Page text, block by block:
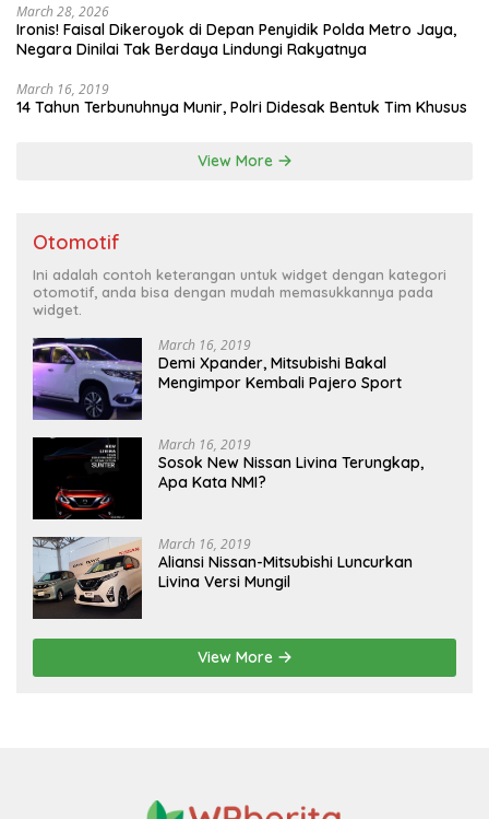
March 28, 2026
Ironis! Faisal Dikeroyok di Depan Penyidik Polda Metro Jaya,
Negara Dinilai Tak Berdaya Lindungi Rakyatnya
March 16, 2019
14 Tahun Terbunuhnya Munir, Polri Didesak Bentuk Tim Khusus
View More
Otomotif
Ini adalah contoh keterangan untuk widget dengan kategori
otomotif, anda bisa dengan mudah memasukkannya pada
widget.
March 16, 2019
Demi Xpander, Mitsubishi Bakal
Mengimpor Kembali Pajero Sport
March 16, 2019
Sosok New Nissan Livina Terungkap,
Apa Kata NMI?
March 16, 2019
Aliansi Nissan-Mitsubishi Luncurkan
Livina Versi Mungil
View More